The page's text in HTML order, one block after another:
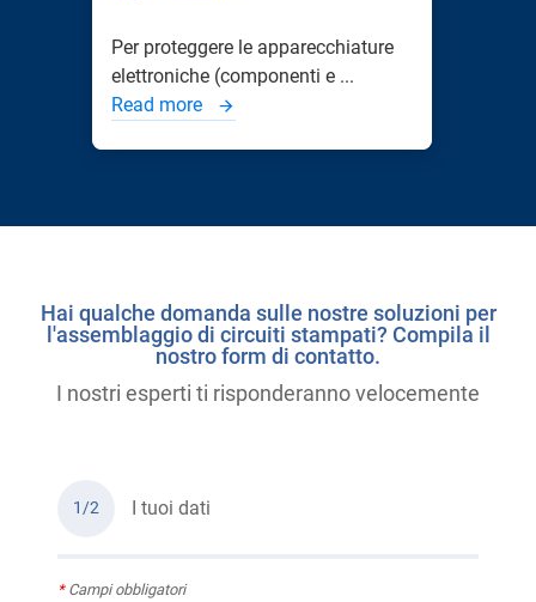
Per proteggere le apparecchiature
elettroniche (componenti e ...
Read more
Hai qualche domanda sulle nostre soluzioni per
l'assemblaggio di circuiti stampati? Compila il
nostro form di contatto.
I nostri esperti ti risponderanno velocemente
1/2 I tuoi dati
*Campi obbligatori